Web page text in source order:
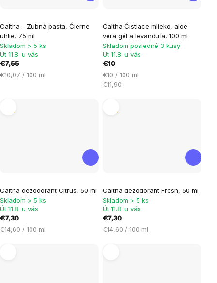
Caltha - Zubná pasta, Čierne
uhlie, 75 ml
Skladom > 5 ks
Út 11.8. u vás
€7,55
Jednotková
€10,07 / 100 ml
Caltha Čistiace mlieko, aloe
vera gél a levanduľa, 100 ml
Skladom posledné 3 kusy
Út 11.8. u vás
€10
Jednotková
cena:
€10 / 100 ml
€11,90
Caltha dezodorant Citrus, 50 ml
Skladom > 5 ks
Út 11.8. u vás
€7,30
Jednotková
€14,60 / 100 ml
Caltha dezodorant Fresh, 50 ml
Skladom > 5 ks
Út 11.8. u vás
€7,30
Jednotková
€14,60 / 100 ml